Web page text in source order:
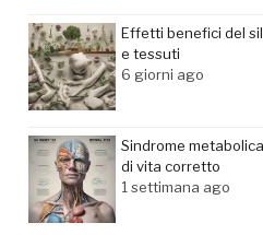
Effetti benefici del
e tessuti
6 giorni ago
Sindrome
di vita corretto
1 settimana ago